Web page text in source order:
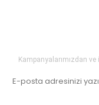
Kampanyalarımızdan